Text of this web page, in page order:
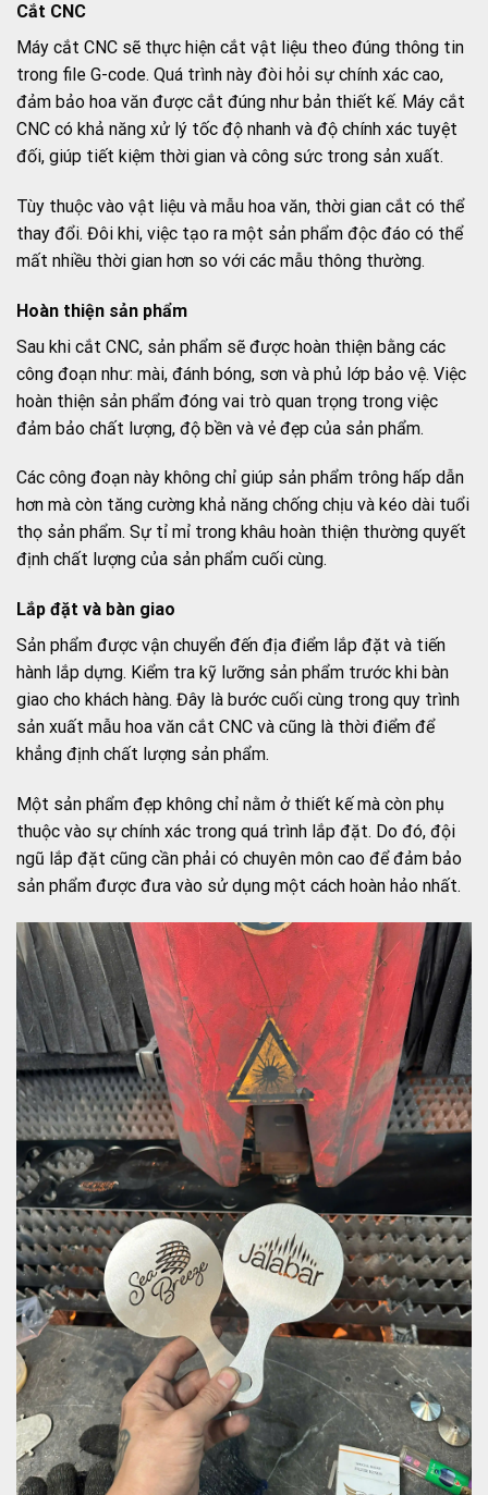
Cắt CNC
Máy cắt CNC sẽ thực hiện cắt vật liệu theo đúng thông tin
trong file G-code. Quá trình này đòi hỏi sự chính xác cao,
đảm bảo hoa văn được cắt đúng như bản thiết kế. Máy cắt
CNC có khả năng xử lý tốc độ nhanh và độ chính xác tuyệt
đối, giúp tiết kiệm thời gian và công sức trong sản xuất.
Tùy thuộc vào vật liệu và mẫu hoa văn, thời gian cắt có thể
thay đổi. Đôi khi, việc tạo ra một sản phẩm độc đáo có thể
mất nhiều thời gian hơn so với các mẫu thông thường.
Hoàn thiện sản phẩm
Sau khi cắt CNC, sản phẩm sẽ được hoàn thiện bằng các
công đoạn như: mài, đánh bóng, sơn và phủ lớp bảo vệ. Việc
hoàn thiện sản phẩm đóng vai trò quan trọng trong việc
đảm bảo chất lượng, độ bền và vẻ đẹp của sản phẩm.
Các công đoạn này không chỉ giúp sản phẩm trông hấp dẫn
hơn mà còn tăng cường khả năng chống chịu và kéo dài tuổi
thọ sản phẩm. Sự tỉ mỉ trong khâu hoàn thiện thường quyết
định chất lượng của sản phẩm cuối cùng.
Lắp đặt và bàn giao
Sản phẩm được vận chuyển đến địa điểm lắp đặt và tiến
hành lắp dựng. Kiểm tra kỹ lưỡng sản phẩm trước khi bàn
giao cho khách hàng. Đây là bước cuối cùng trong quy trình
sản xuất mẫu hoa văn cắt CNC và cũng là thời điểm để
khẳng định chất lượng sản phẩm.
Một sản phẩm đẹp không chỉ nằm ở thiết kế mà còn phụ
thuộc vào sự chính xác trong quá trình lắp đặt. Do đó, đội
ngũ lắp đặt cũng cần phải có chuyên môn cao để đảm bảo
sản phẩm được đưa vào sử dụng một cách hoàn hảo nhất.